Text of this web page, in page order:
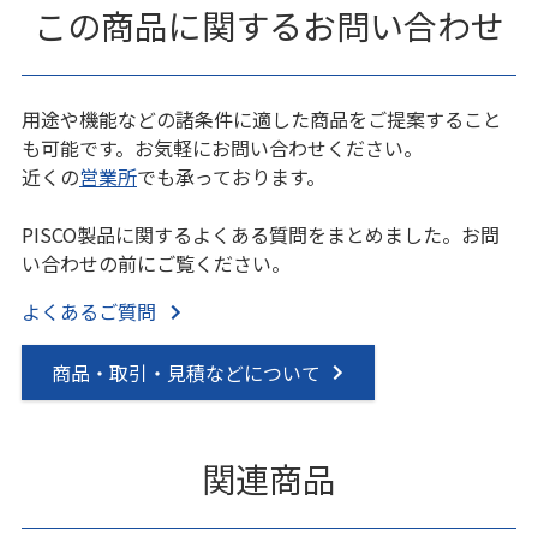
この商品に関するお問い合わせ
用途や機能などの諸条件に適した商品をご提案すること
も可能です。お気軽にお問い合わせください。
近くの営業所でも承っております。
PISCO製品に関するよくある質問をまとめました。お問
い合わせの前にご覧ください。
よくあるご質問
商品・取引・見積などについて
関連商品